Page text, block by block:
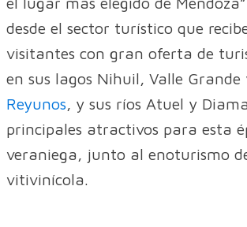
desde el sector turístico que
visitantes con gran oferta de
en sus lagos Nihuil, Valle Grande
Reyunos, y sus ríos Atuel y
principales atractivos para esta
veraniega, junto al enoturismo
vitivinícola.